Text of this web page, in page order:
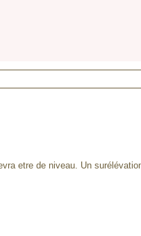
etre de niveau. Un